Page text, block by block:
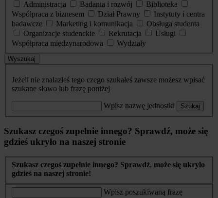
Administracja
Badania i rozwój
Biblioteka
Współpraca z biznesem
Dział Prawny
Instytuty i centra
badawcze
Marketing i komunikacja
Obsługa studenta
Organizacje studenckie
Rekrutacja
Usługi
Współpraca międzynarodowa
Wydziały
Wyszukaj
Jeżeli nie znalazłeś tego czego szukałeś zawsze możesz wpisać
szukane słowo lub frazę poniżej
Wpisz nazwę jednostki Szukaj
Szukasz czegoś zupełnie innego? Sprawdź, może się
gdzieś ukryło na naszej stronie
Szukasz czegoś zupełnie innego? Sprawdź, może się ukryło
gdzieś na naszej stronie!
Wpisz poszukiwaną frazę